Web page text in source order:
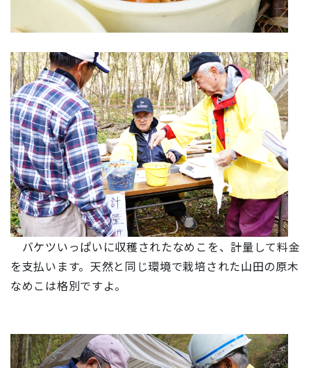
バケツいっぱいに収穫されたなめこを、計量して料金
を支払います。天然と同じ環境で栽培された山田の原木
なめこは格別ですよ。